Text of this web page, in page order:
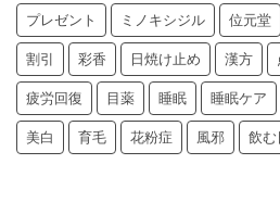
プレゼント ミノキシジル 位元堂
割引 彩香 日焼け止め 漢方
疲労回復 目薬 睡眠 睡眠ケア
美白 育毛 花粉症 風邪 飲む